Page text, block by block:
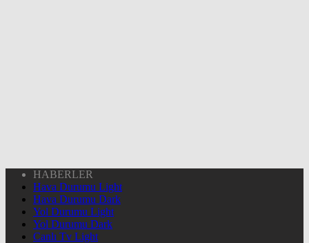
HABERLER
Hava Durumu Light
Hava Durumu Dark
Yol Durumu Light
Yol Durumu Dark
Canlı Tv Light